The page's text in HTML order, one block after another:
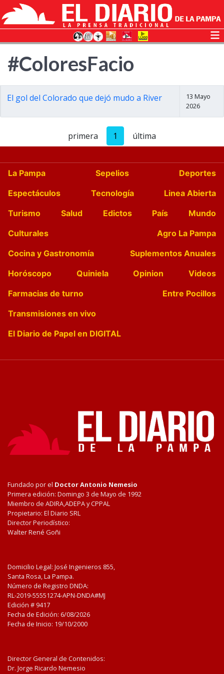
#ColoresFacio
El gol del Colorado que dejó mudo a River
13 Mayo
2026
primera 1 última
La Pampa Sepelios
Deportes
Espectáculos
Tecnología
Linea Abierta
Turismo
Salud Edictos País
Mundo
Culturales
Agro La Pampa
Cocina y Gastronomía
Suplementos Anuales
Horóscopo
Quiniela Opinion
Videos
Farmacias de turno
Entre Pocillos
Transmisiones en vivo
El Diario de Papel en DIGITAL
Fundado por el Doctor Antonio Nemesio
Primera edición: Domingo 3 de Mayo de 1992
Miembro de ADIRA,ADEPA y CPPAL
Propietario: El Diario SRL
Director Periodístico:
Walter René Goñi
Domicilio Legal: José Ingenieros 855,
Santa Rosa, La Pampa.
Número de Registro DNDA:
RL-2019-55551274-APN-DNDA#MJ
Edición # 9417
Fecha de Edición: 6/08/2026
Fecha de Inicio: 19/10/2000
Director General de Contenidos:
Dr. Jorge Ricardo Nemesio